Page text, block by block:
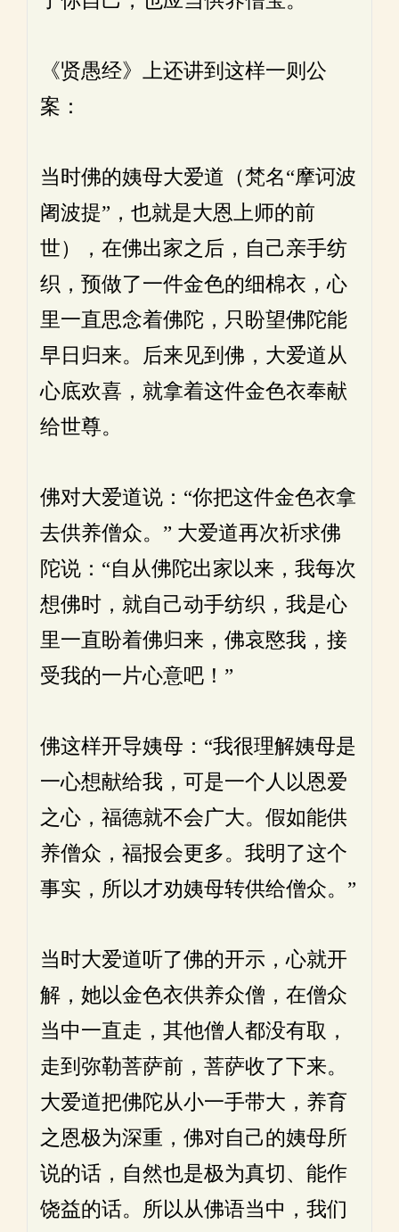
《贤愚经》上还讲到这样一则公
案：
当时佛的姨母大爱道（梵名“摩诃波
阇波提”，也就是大恩上师的前
世），在佛出家之后，自己亲手纺
织，预做了一件金色的细棉衣，心
里一直思念着佛陀，只盼望佛陀能
早日归来。后来见到佛，大爱道从
心底欢喜，就拿着这件金色衣奉献
给世尊。
佛对大爱道说：“你把这件金色衣拿
去供养僧众。” 大爱道再次祈求佛
陀说：“自从佛陀出家以来，我每次
想佛时，就自己动手纺织，我是心
里一直盼着佛归来，佛哀愍我，接
受我的一片心意吧！”
佛这样开导姨母：“我很理解姨母是
一心想献给我，可是一个人以恩爱
之心，福德就不会广大。假如能供
养僧众，福报会更多。我明了这个
事实，所以才劝姨母转供给僧众。”
当时大爱道听了佛的开示，心就开
解，她以金色衣供养众僧，在僧众
当中一直走，其他僧人都没有取，
走到弥勒菩萨前，菩萨收了下来。
大爱道把佛陀从小一手带大，养育
之恩极为深重，佛对自己的姨母所
说的话，自然也是极为真切、能作
饶益的话。所以从佛语当中，我们